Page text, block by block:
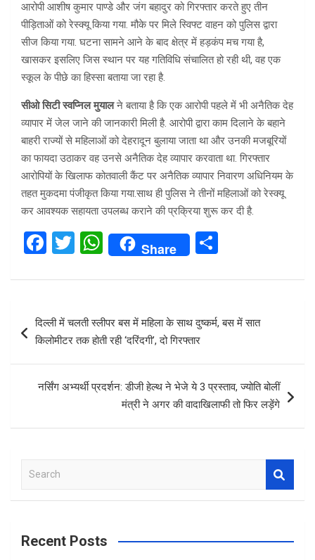
आरोपी आशीष कुमार पाण्डे और जंग बहादुर को गिरफ्तार करते हुए तीन
पीड़िताओं को रेस्क्यू किया गया. मौके पर मिले स्विफ्ट वाहन को पुलिस द्वारा
सीज किया गया. घटना सामने आने के बाद क्षेत्र में हड़कंप मच गया है,
खासकर इसलिए जिस स्थान पर यह गतिविधि संचालित हो रही थी, वह एक
स्कूल के पीछे का हिस्सा बताया जा रहा है.
सीओ सिटी स्वप्निल मुयालने बताया है कि एक आरोपी पहले में भी अनैतिक देह
व्यापार में जेल जाने की जानकारी मिली है. आरोपी द्वारा काम दिलाने के बहाने
बाहरी राज्यों से महिलाओं को देहरादून बुलाया जाता था और उनकी मजबूरियों
का फायदा उठाकर वह उनसे अनैतिक देह व्यापार करवाता था. गिरफ्तार
आरोपियों के खिलाफ कोतवाली कैंट पर अनैतिक व्यापार निवारण अधिनियम के
तहत मुकदमा पंजीकृत किया गया.साथ ही पुलिस ने तीनों महिलाओं को रेस्क्यू
कर आवश्यक सहायता उपलब्ध कराने की प्रक्रिया शुरू कर दी है.
F
ce
b
o
k
T
tt
er
W
at
s
A
p
Share
ar
navigation
दिल्ली में चलती स्लीपर बस में महिला के साथ दुष्कर्म, बस में सात
किलोमीटर तक होती रही ‘दरिंदगी’, दो गिरफ्तार
नर्सिंग अभ्यर्थी प्रदर्शन: डीजी हेल्थ ने भेजे ये 3 प्रस्ताव, ज्योति बोलीं
मंत्री ने अगर की वादाखिलाफी तो फिर लड़ेंगे
a
c
Recent Posts